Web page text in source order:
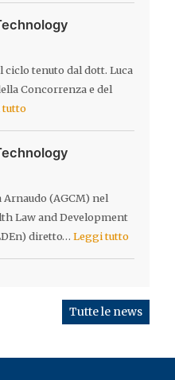
ciclo tenuto dal dott. Luca
Concorrenza e del
tutto
Arnaudo (AGCM) nel
Law and Development
diretto…Leggi tutto
Tutte le news